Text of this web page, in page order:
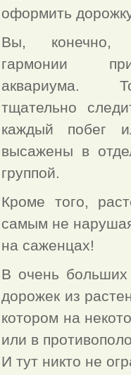
оформить
Вы, конечно,
гармонии
аквариума.
тщательно
каждый побег
высажены в
группой.
Кроме того,
самым не
на саженцах!
В очень
дорожек из
котором на
или в
И тут никто не